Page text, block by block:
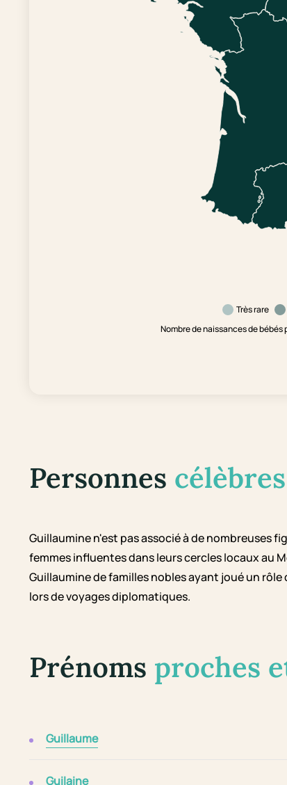
Très rare
Nombre de naissances de
Personnes célèbres
Guillaumine n'est pas associé à de nombreuses
femmes influentes dans leurs cercles locaux au
Guillaumine de familles nobles ayant joué un
lors de voyages diplomatiques.
Prénoms proches
Guillaume
Guilaine